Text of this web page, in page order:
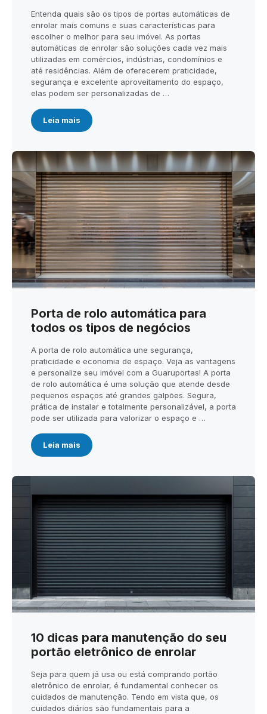
Entenda quais são os tipos de portas automáticas de
enrolar mais comuns e suas características para
escolher o melhor para seu imóvel. As portas
automáticas de enrolar são soluções cada vez mais
utilizadas em comércios, indústrias, condomínios e
até residências. Além de oferecerem praticidade,
segurança e excelente aproveitamento do espaço,
elas podem ser personalizadas de …
Leia mais
Porta de rolo automática para
todos os tipos de negócios
A porta de rolo automática une segurança,
praticidade e economia de espaço. Veja as vantagens
e personalize seu imóvel com a Guaruportas! A porta
de rolo automática é uma solução que atende desde
pequenos espaços até grandes galpões. Segura,
prática de instalar e totalmente personalizável, a porta
pode ser utilizada para valorizar o espaço e …
Leia mais
10 dicas para manutenção do seu
portão eletrônico de enrolar
Seja para quem já usa ou está comprando portão
eletrônico de enrolar, é fundamental conhecer os
cuidados de manutenção. Tendo em vista que, os
cuidados diários são fundamentais para a